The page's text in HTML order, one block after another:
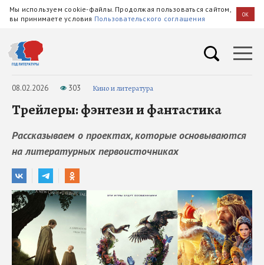
Мы используем cookie-файлы. Продолжая пользоваться сайтом,
вы принимаете условия Пользовательского соглашения OK
08.02.2026 303 Кино и литература
Трейлеры: фэнтези и фантастика
Рассказываем о проектах, которые основываются
на литературных первоисточниках